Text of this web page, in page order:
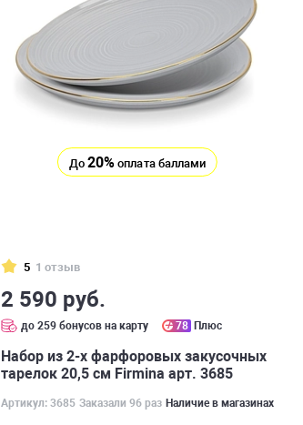
До20% оплата баллами
5 1 отзыв
2 590 руб.
до 259 бонусов на карту 78 Плюс
Набор из 2-х фарфоровых закусочных
тарелок 20,5 см Firmina арт. 3685
Артикул: 3685 Заказали 96 раз Наличие в магазинах